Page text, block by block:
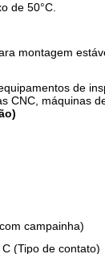
de 50°C.
montagem
de
CNC, máquinas
campainha)
(Tipo de contato)